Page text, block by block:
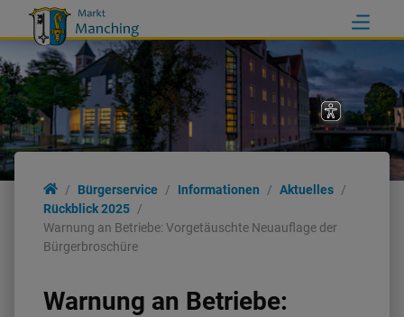
Bürgerservice Informationen
Aktuelles
Rückblick 2025
Warnung an Betriebe: Vorgetäuschte Neuauflage der
Bürgerbroschüre
Warnung an Betriebe: